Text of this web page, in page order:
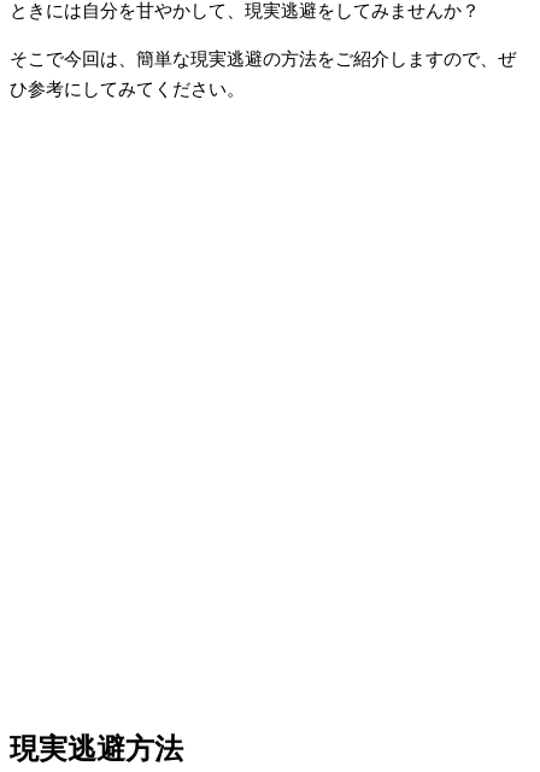
ときには自分を甘やかして、現実逃避をしてみませんか？
そこで今回は、簡単な現実逃避の方法をご紹介しますので、ぜ
ひ参考にしてみてください。
現実逃避方法